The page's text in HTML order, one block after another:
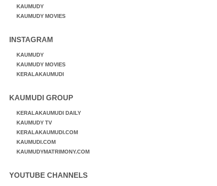
KAUMUDY
KAUMUDY MOVIES
INSTAGRAM
KAUMUDY
KAUMUDY MOVIES
KERALAKAUMUDI
KAUMUDI GROUP
KERALAKAUMUDI DAILY
KAUMUDY TV
KERALAKAUMUDI.COM
KAUMUDI.COM
KAUMUDYMATRIMONY.COM
YOUTUBE CHANNELS